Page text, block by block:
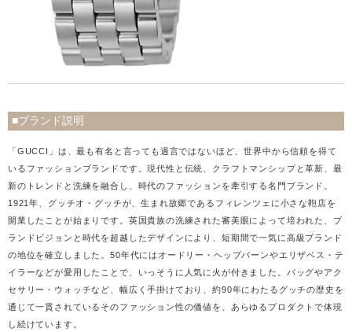
■ブランド説明
「GUCCI」は、最も有名と言っても過言ではないほど、世界中から信頼を得て
いるファッションブランドです。現代性と伝統、クラフトマンシップと革新、最
新のトレンドと洗練を融合し、時代のファッションを牽引する名門ブランド。
1921年、グッチオ・グッチが、生まれ故郷であるフィレンツェに小さな鞄店を
開業したことが始まりです。英国貴族の洗練された審美眼によって培われた、ブ
ランドビジョンと時代を超越したデザインにより、短期間で一気に高級ブランド
の地位を確立しました。50年代にはオードリー・ヘップバーンやエリザベス・テ
イラーなどが愛用したことで、いっそうに人気に火が付きました。バッグやアク
セサリー・ウォッチなど、幅広く手掛けており、約90年にわたるグッチの歴史を
通じて一貫されているそのファッション性の価値を、あらゆるプロダクトで体現
し続けています。